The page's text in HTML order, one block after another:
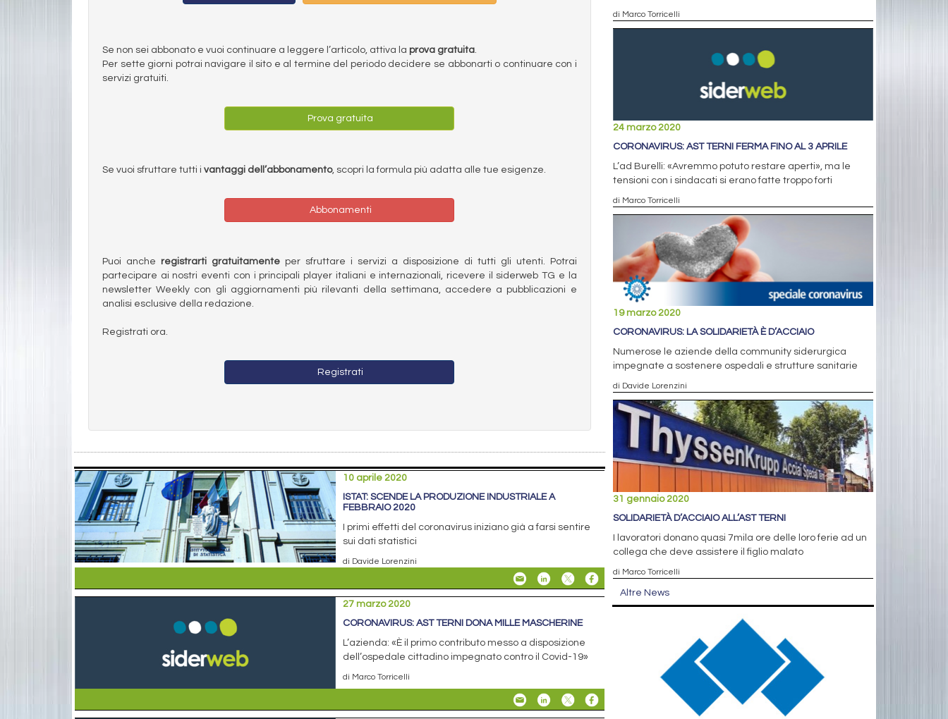
Se non sei abbonato e vuoi continuare a leggere l’articolo, attiva la prova gratuita.
Per sette giorni potrai navigare il sito e al termine del periodo decidere se abbonarti o continuare con i
servizi gratuiti.
Prova gratuita
Se vuoi sfruttare tutti i vantaggi dell’abbonamento, scopri la formula più adatta alle tue esigenze.
Abbonamenti
Puoi anche registrarti gratuitamenteper sfruttare i servizi a disposizione di tutti gli utenti. Potrai
partecipare ai nostri eventi con i principali player italiani e internazionali, ricevere il siderweb TG e la
newsletter Weekly con gli aggiornamenti più rilevanti della settimana, accedere a pubblicazioni e
analisi esclusive della redazione.
Registrati ora.
Registrati
10 aprile 2020
ISTAT: SCENDE LA PRODUZIONE INDUSTRIALE A
FEBBRAIO 2020
I primi effetti del coronavirus iniziano già a farsi sentire
sui dati statistici
di Davide Lorenzini
27 marzo 2020
CORONAVIRUS: AST TERNI DONA MILLE MASCHERINE
L’azienda: «È il primo contributo messo a disposizione
dell’ospedale cittadino impegnato contro il Covid-19»
di Marco Torricelli
di Marco Torricelli
24 marzo 2020
CORONAVIRUS: AST TERNI FERMA FINO AL 3 APRILE
L’ad Burelli: «Avremmo potuto restare aperti», ma le
tensioni con i sindacati si erano fatte troppo forti
di Marco Torricelli
19 marzo 2020
CORONAVIRUS: LA SOLIDARIETÀ È D’ACCIAIO
Numerose le aziende della community siderurgica
impegnate a sostenere ospedali e strutture sanitarie
di Davide Lorenzini
31 gennaio 2020
SOLIDARIETÀ D’ACCIAIO ALL’AST TERNI
I lavoratori donano quasi 7mila ore delle loro ferie ad un
collega che deve assistere il figlio malato
di Marco Torricelli
Altre News